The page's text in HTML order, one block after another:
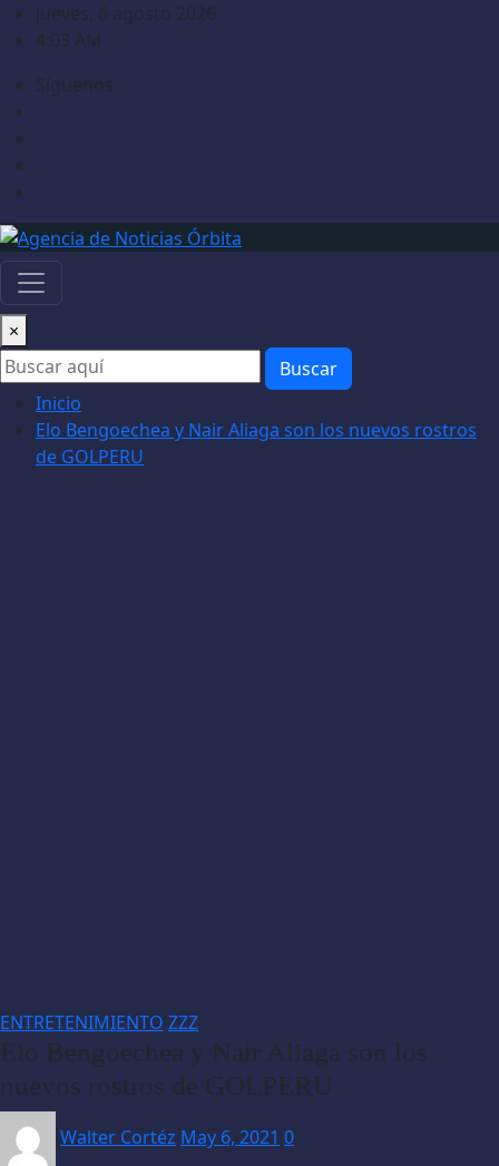
Saltarjueves, 6 agosto 2026
4:03 AM
Síguenos
×
Buscar
Inicio
Elo Bengoechea y Nair Aliaga son los nuevos rostros
de GOLPERU
ENTRETENIMIENTO ZZZ
Elo Bengoechea y Nair Aliaga son los
nuevos rostros de GOLPERU
Walter Cortéz May 6, 2021 0